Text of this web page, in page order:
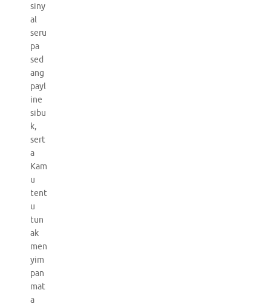
siny
al
seru
pa
sed
ang
payl
ine
sibu
k,
sert
a
Kam
u
tent
u
tun
ak
men
yim
pan
mat
a